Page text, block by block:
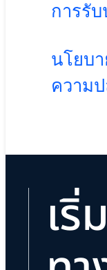
การรั
นโยบ
ความ
เริ่